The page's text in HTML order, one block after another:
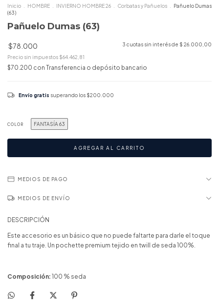
Inicio HOMBRE INVIERNO HOMBRE 26 Corbatas y Pañuelos
Pañuelo Dumas
(63)
Pañuelo Dumas (63)
$78.000 3 cuotas sin interés de $ 26.000,00
Precio sin impuestos $64.462,81
$70.200 con Transferencia o depósito bancario
Envío gratis superando los $200.000
COLOR FANTASÍA 63
MEDIOS DE PAGO
MEDIOS DE ENVÍO
DESCRIPCIÓN
Este accesorio es un básico que no puede faltarte para darle el toque
final a tu traje. Un pochette premium tejido en twill de seda 100%.
Composición: 100 % seda